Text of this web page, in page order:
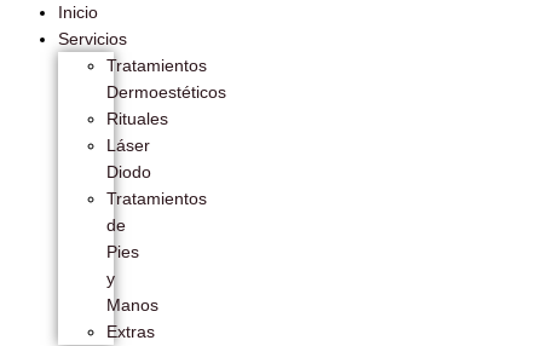
Inicio
Servicios
Tratamientos
Dermoestéticos
Rituales
Láser
Diodo
Tratamientos
de
Pies
y
Manos
Extras